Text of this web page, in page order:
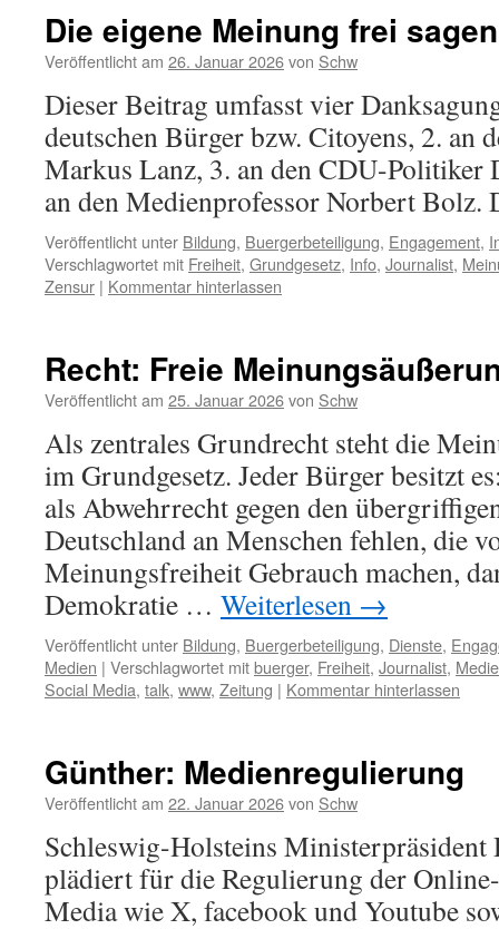
Die eigene Meinung frei sagen
Veröffentlicht am 26. Januar 2026von Schw
Dieser Beitrag umfasst vier
deutschen Bürger bzw. Citoyens, 2. an
Markus Lanz, 3. an den CDU-Politiker
an den Medienprofessor Norbert Bolz.
Veröffentlicht unter Bildung, Buergerbeteiligung, Engagement,
Verschlagwortet mit Freiheit, Grundgesetz, Info, Journalist,
Zensur | Kommentar hinterlassen
Recht: Freie
Veröffentlicht am 25. Januar 2026von Schw
Als zentrales Grundrecht steht die
im Grundgesetz. Jeder Bürger besitzt
als Abwehrrecht gegen den
Deutschland an Menschen fehlen, die
Meinungsfreiheit Gebrauch machen,
Demokratie … Weiterlesen →
Veröffentlicht unter Bildung, Buergerbeteiligung, Dienste,
Medien | Verschlagwortet mitbuerger, Freiheit, Journalist,
Social Media, talk, www, Zeitung | Kommentar hinterlassen
Günther: Medienregulierung
Veröffentlicht am 22. Januar 2026von Schw
Schleswig-Holsteins
plädiert für die Regulierung der
Media wie X, facebook und Youtube